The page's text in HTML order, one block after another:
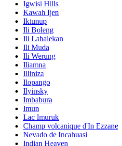
Igwisi Hills
Kawah Ijen
Iktunup
Ili Boleng
Ili Labalekan
Ili Muda
Ili Werung
Iliamna
Illiniza
Ilopango
Ilyinsky
Imbabura
Imun
Lac Imuruk
Champ volcanique d'In Ezzane
Nevado de Incahuasi
Indian Heaven